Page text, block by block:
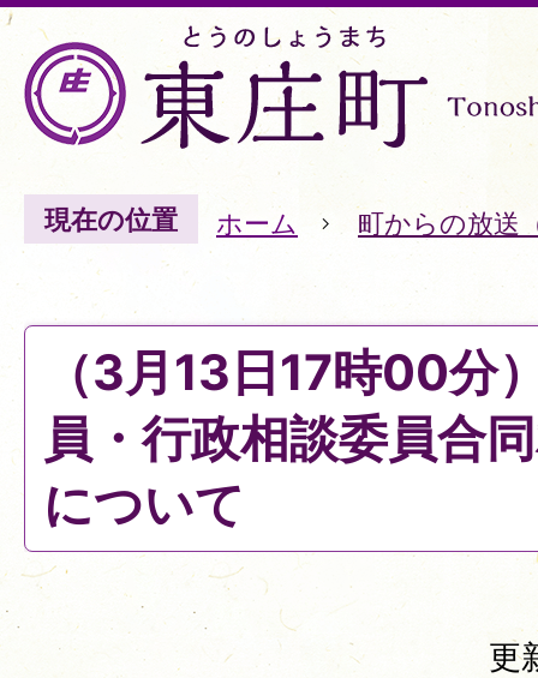
現在の位置 ホーム 町からの放送
（3月13日17時00分
員・行政相談委員合
について
更